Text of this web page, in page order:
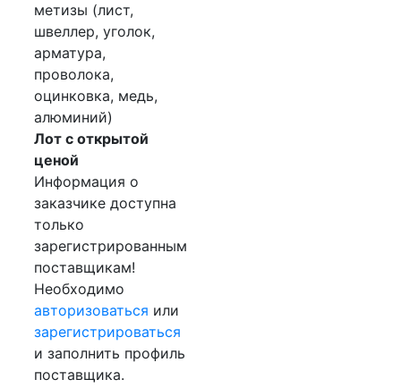
метизы (лист,
швеллер, уголок,
арматура,
проволока,
оцинковка, медь,
алюминий)
Лот с открытой
ценой
Информация о
заказчике доступна
только
зарегистрированным
поставщикам!
Необходимо
авторизоваться или
зарегистрироваться
и заполнить профиль
поставщика.